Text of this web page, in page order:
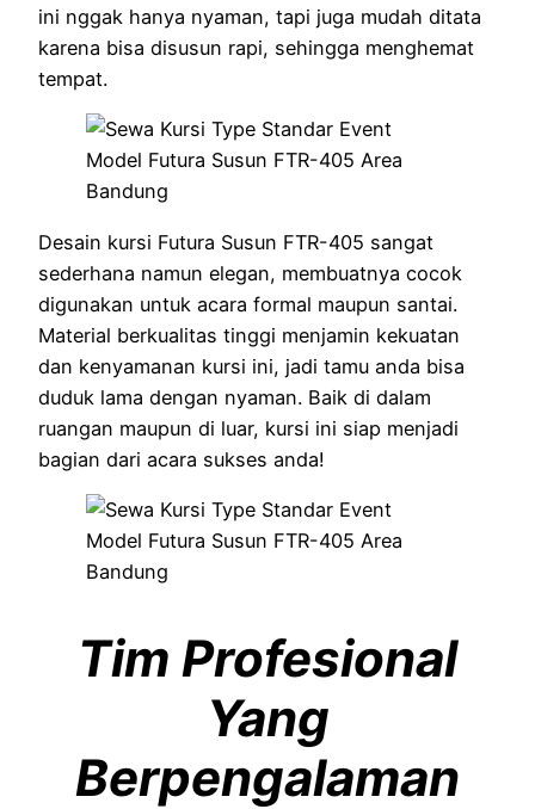
ini nggak hanya nyaman, tapi juga mudah ditata
karena bisa disusun rapi, sehingga menghemat
tempat.
Desain kursi Futura Susun FTR-405 sangat
sederhana namun elegan, membuatnya cocok
digunakan untuk acara formal maupun santai.
Material berkualitas tinggi menjamin kekuatan
dan kenyamanan kursi ini, jadi tamu anda bisa
duduk lama dengan nyaman. Baik di dalam
ruangan maupun di luar, kursi ini siap menjadi
bagian dari acara sukses anda!
Tim Profesional
Yang
Berpengalaman